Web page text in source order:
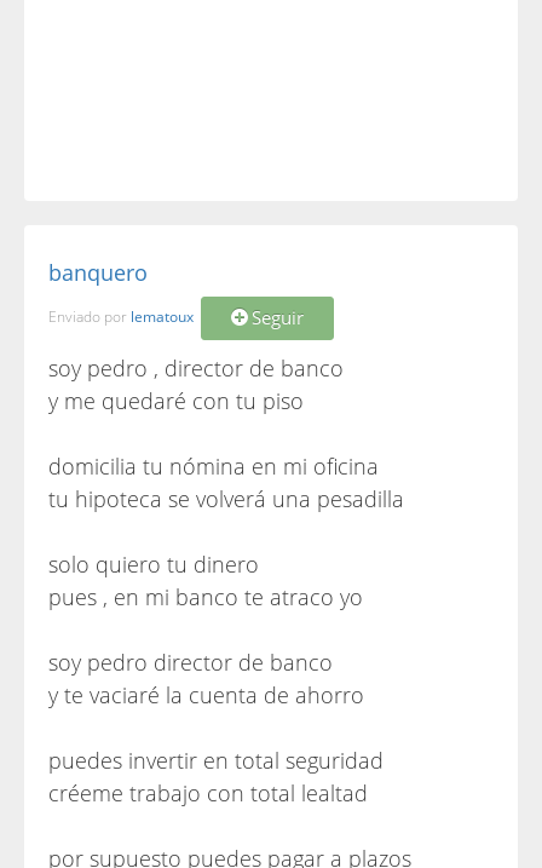
banquero
Enviado por lematoux Seguir
soy pedro , director de banco
y me quedaré con tu piso
domicilia tu nómina en mi oficina
tu hipoteca se volverá una pesadilla
solo quiero tu dinero
pues , en mi banco te atraco yo
soy pedro director de banco
y te vaciaré la cuenta de ahorro
puedes invertir en total seguridad
créeme trabajo con total lealtad
por supuesto puedes pagar a plazos